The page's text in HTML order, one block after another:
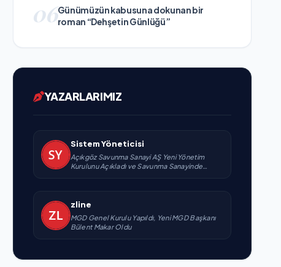
06Günümüzün kabusuna dokunan bir
roman “Dehşetin Günlüğü”
YAZARLARIMIZ
Sistem Yöneticisi
Açıkgöz Savunma Sanayi AŞ Yeni Yönetim
Kurulunu Açıkladı ve Savunma Sanayinde
zline
MGD Genel Kurulu Yapıldı, Yeni MGD Başkanı
Bülent Makar Oldu